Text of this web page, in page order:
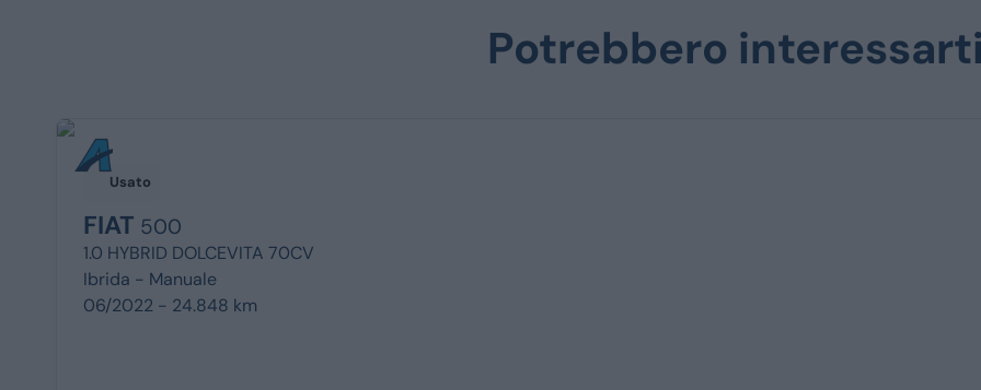
Potrebbero
Usato
FIAT 500
1.0 HYBRID DOLCEVITA 70CV
Ibrida - Manuale
06/2022 - 24.848 km